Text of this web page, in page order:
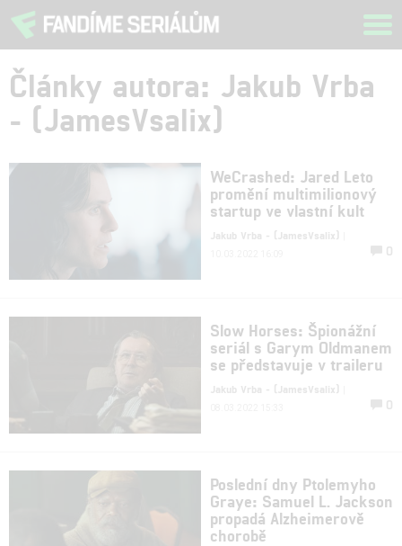
Články autora: Jakub Vrba
- (JamesVsalix)
WeCrashed: Jared Leto
promění multimilionový
startup ve vlastní kult
Jakub Vrba - (JamesVsalix)
0
Slow Horses: Špionážní
seriál s Garym Oldmanem
se představuje v traileru
Jakub Vrba - (JamesVsalix)
0
Poslední dny Ptolemyho
Graye: Samuel L. Jackson
propadá Alzheimerově
chorobě